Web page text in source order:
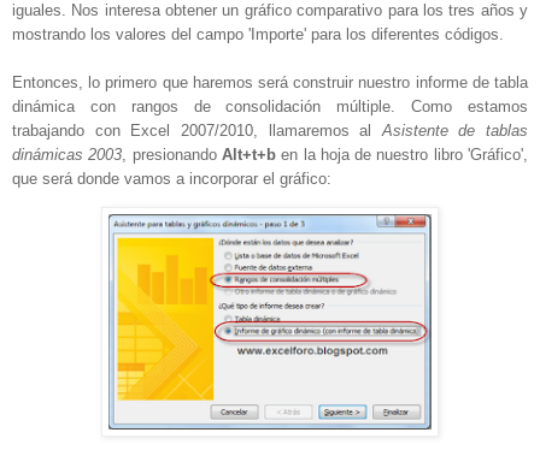
iguales. Nos interesa obtener un gráfico comparativo para los tres años y
mostrando los valores del campo 'Importe' para los diferentes códigos.
Entonces, lo primero que haremos será construir nuestro informe de tabla
dinámica con rangos de consolidación múltiple. Como estamos
trabajando con Excel 2007/2010, llamaremos alAsistente de tablas
dinámicas 2003, presionando Alt+t+ben la hoja de nuestro libro 'Gráfico',
que será donde vamos a incorporar el gráfico: